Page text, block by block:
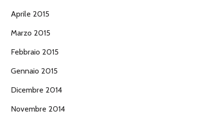
Aprile 2015
Marzo 2015
Febbraio 2015
Gennaio 2015
Dicembre 2014
Novembre 2014